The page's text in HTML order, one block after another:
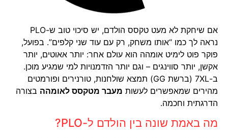
אם שיחקת לא מעט טקסס הולדם, יש סיכוי טוב ש-PLO
נראה לך כמו “אותו משחק, רק עם עוד שני קלפים”. בפועל,
פוקר פוט לימיט אומהה הוא עולם אחר: יותר אאוטים, יותר
אקשן, יותר סווינגים – וגם יותר הזדמנויות למי שמגיע מוכן.
ב-7XL (ברשת GG) תמצא שולחנות, טורנירים ופורמטים
מהירים שמאפשרים לעשות מעבר מטקסס לאומהה בצורה
הדרגתית וחכמה.
מה באמת שונה בין הולדם ל-PLO?